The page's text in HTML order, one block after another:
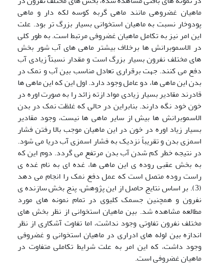
ماهیان غضروهی مانند ماهی گربه کوسه لکه دار و ماهی
پودوخار نسبت به ماهیان استخوانی بسیار بزرگ تر بود. علت
این امر نیز به تکامل ماهیان غضروفی مرتبط است. به طور کلی
در الاسموبرانش ها برخلاف بیشتر ماهی های آب شور بخش
های مختلف نفرون بسیار بزرگ است و مقدار نسبتآً زیادی آب
دفع می کنند. جهت برقراری تعادل مناسب بین آب و نمک در
بدن این ماهی ها، دو عامل وجود دارد. اول این که این ماهی ها
قادرند مقادیر بسیار زیادی مواد ازته زائد را به صورت اوره در
خون خود نگه دارند. بنابراین در حالی که غلظت نمک در بدن
الاسموبرانش ها بیش از سایر ماهی ها نیست، وجود مقادیر
بسیار زیاد اوره در خون در این ماهیان موجب بالا رفتن فشار
اسمزی بدن و تقریباً نزدیک به فشار اسمزی آب دریا می شود.
در نتیجه خطر کم شدن آب بدن مرتفع می گردد. دوم این که
به بخش عقبی روده ی این ماهی ها، غده ای به نام غده ی
راست روده متصل است که عمل دفع نمک را انجام می دهد
(3). بر اساس نتایج حاصل از این پژوهش، پنج بخش سازنده ی
نفرون و همچنین جسمک کلیوی در تمام نمونه های مورد
مطالعه مشاهده شد. بین ماهیان استخوانی از نظر بخش های
مختلف نفرون تفاوتی وجود نداشت، اما تفاوت آشکاری از نظر
اندازه بین لوله های ادراری در ماهیان استخوانی و غضروفی
وجود داشت، که این امر به علت شرایط تکاملی متفاوت در
ماهیان غضروفی است.